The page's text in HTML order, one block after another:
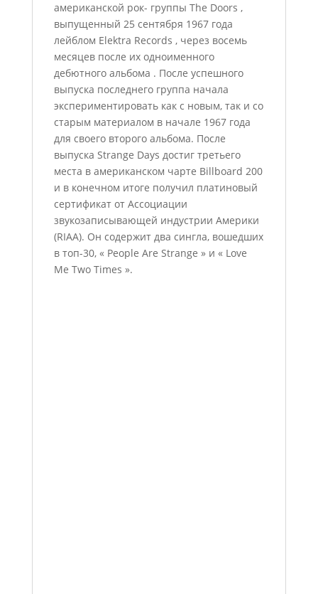
американской рок- группы The Doors ,
выпущенный 25 сентября 1967 года
лейблом Elektra Records , через восемь
месяцев после их одноименного
дебютного альбома . После успешного
выпуска последнего группа начала
экспериментировать как с новым, так и со
старым материалом в начале 1967 года
для своего второго альбома. После
выпуска Strange Days достиг третьего
места в американском чарте Billboard 200
и в конечном итоге получил платиновый
сертификат от Ассоциации
звукозаписывающей индустрии Америки
(RIAA). Он содержит два сингла, вошедших
в топ-30, « People Are Strange » и « Love
Me Two Times ».